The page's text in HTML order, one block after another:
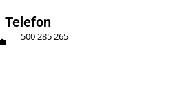
Telefon
500 285 265